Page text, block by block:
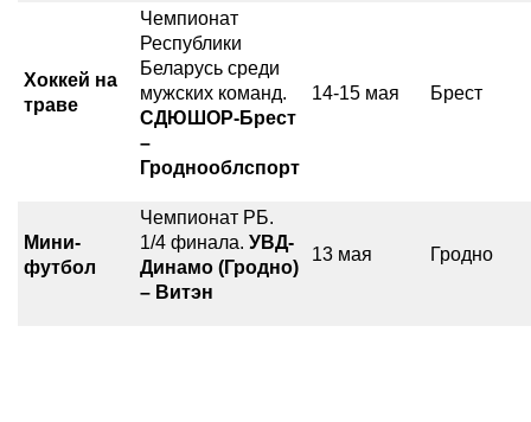
Хоккей на
траве
Чемпионат
Республики
Беларусь среди
мужских команд.
СДЮШОР-Брест
–
Гроднооблспорт
14-15 мая Брест
Мини-
футбол
Чемпионат РБ.
1/4 финала. УВД-
Динамо (Гродно)
– Витэн
13 мая Гродно